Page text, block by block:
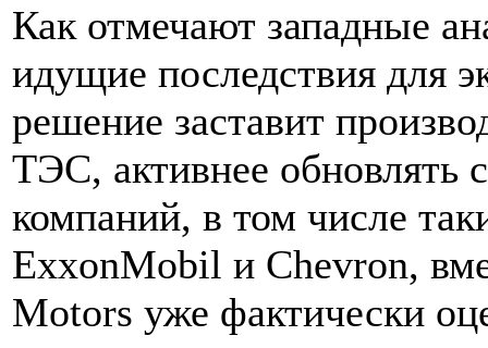
Как отмечают западные
идущие последствия для
решение заставит
ТЭС, активнее обновлять
компаний, в том числе
ExxonMobil и Chevron,
Motors уже фактически